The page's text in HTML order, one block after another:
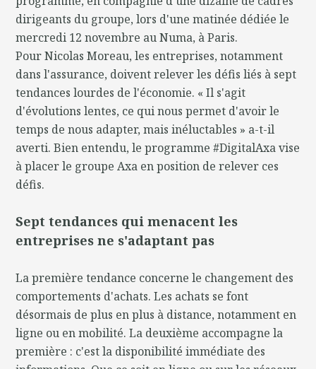
dirigeants du groupe, lors d'une matinée dédiée le
mercredi 12 novembre au Numa, à Paris.
Pour Nicolas Moreau, les entreprises, notamment
dans l'assurance, doivent relever les défis liés à sept
tendances lourdes de l'économie. « Il s'agit
d'évolutions lentes, ce qui nous permet d'avoir le
temps de nous adapter, mais inéluctables » a-t-il
averti. Bien entendu, le programme #DigitalAxa vise
à placer le groupe Axa en position de relever ces
défis.
Sept tendances qui menacent les
entreprises ne s'adaptant pas
La première tendance concerne le changement des
comportements d'achats. Les achats se font
désormais de plus en plus à distance, notamment en
ligne ou en mobilité. La deuxième accompagne la
première : c'est la disponibilité immédiate des